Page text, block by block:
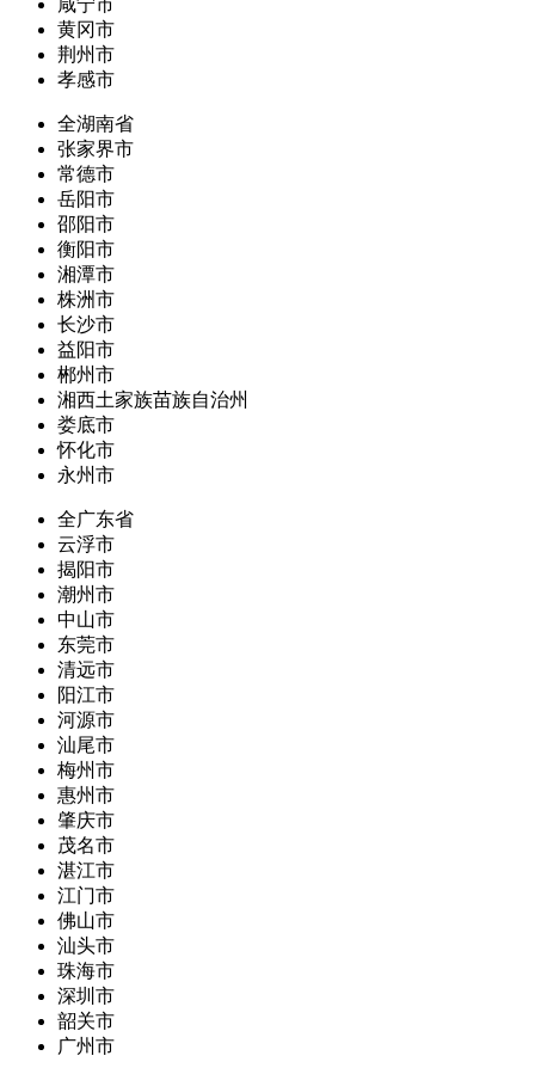
咸宁市
黄冈市
荆州市
孝感市
全湖南省
张家界市
常德市
岳阳市
邵阳市
衡阳市
湘潭市
株洲市
长沙市
益阳市
郴州市
湘西土家族苗族自治州
娄底市
怀化市
永州市
全广东省
云浮市
揭阳市
潮州市
中山市
东莞市
清远市
阳江市
河源市
汕尾市
梅州市
惠州市
肇庆市
茂名市
湛江市
江门市
佛山市
汕头市
珠海市
深圳市
韶关市
广州市